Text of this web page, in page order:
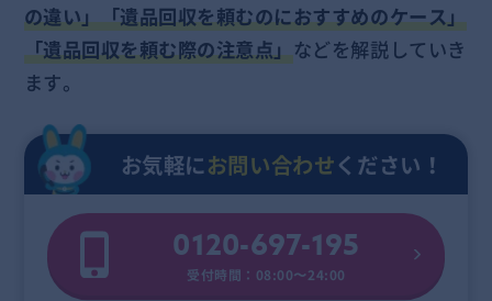
の違い」「遺品回収を頼むのにおすすめのケース」
「遺品回収を頼む際の注意点」などを解説していき
ます。
お気軽にお問い合わせください！
0120-697-195
受付時間：08:00〜24:00